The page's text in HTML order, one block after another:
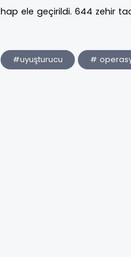
hap ele geçirildi. 644 zehir
#uyuşturucu #